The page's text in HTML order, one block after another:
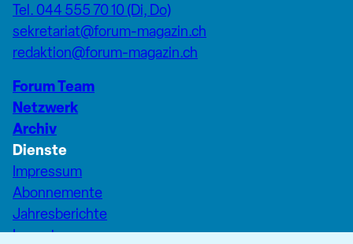
Tel. 044 555 70 10 (Di, Do)
sekretariat@forum-magazin.ch
redaktion@forum-magazin.ch
Forum Team
Netzwerk
Archiv
Dienste
Impressum
Abonnemente
Jahresberichte
Inserate